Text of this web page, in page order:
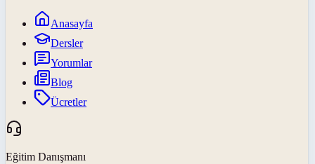
Anasayfa
Dersler
Yorumlar
Blog
Ücretler
Eğitim Danışmanı